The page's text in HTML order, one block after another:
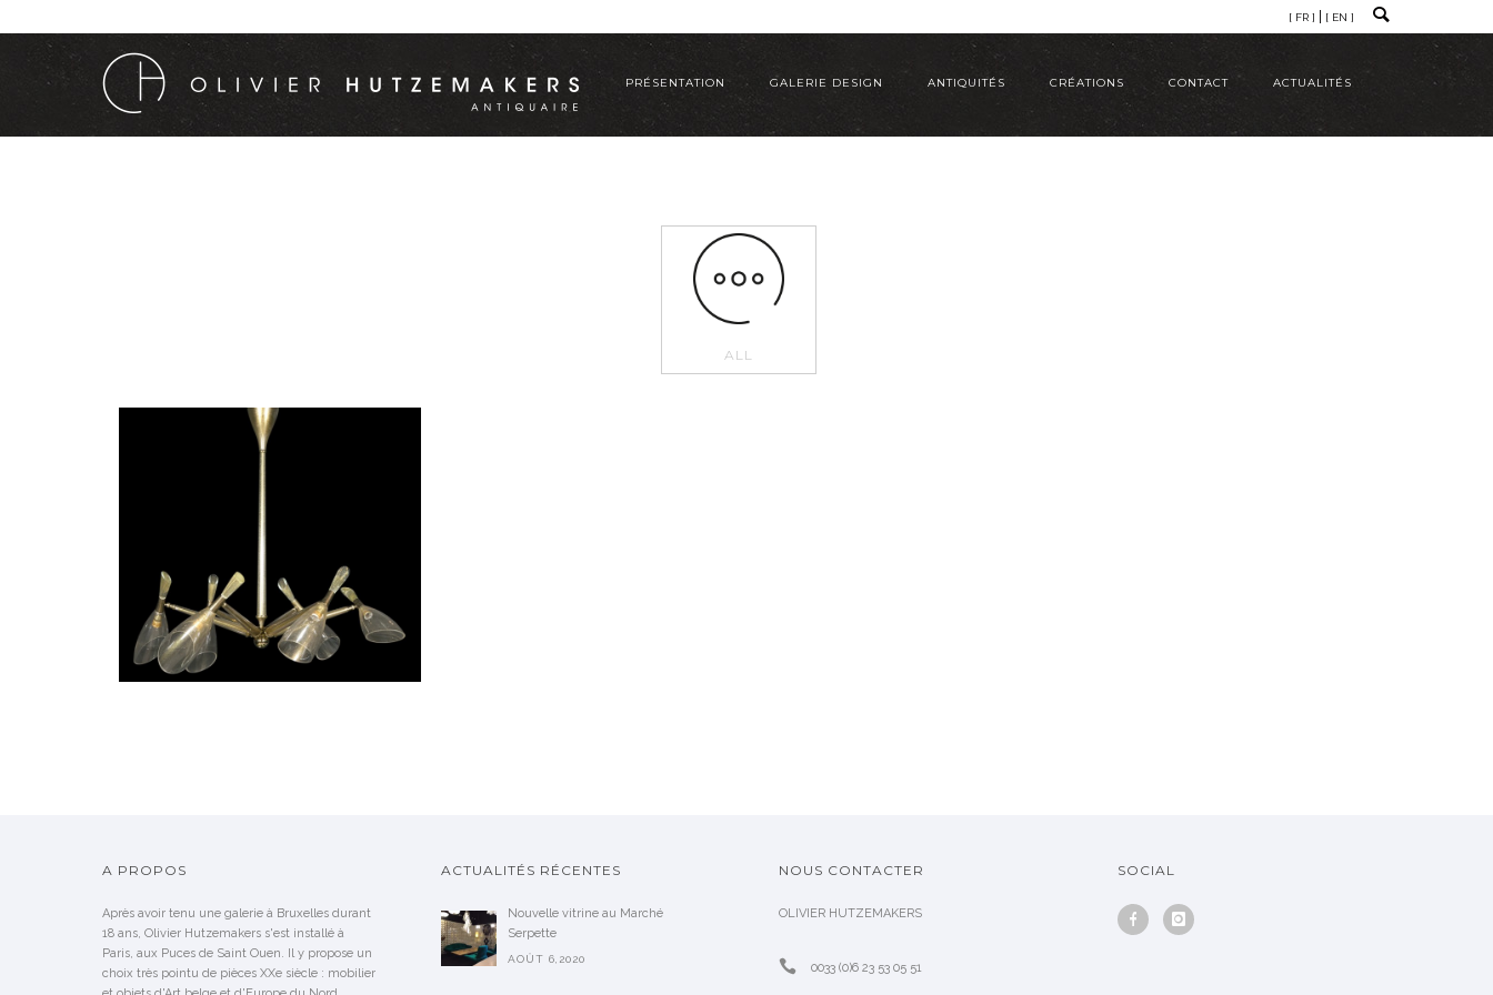
[ FR ] [ EN ]
PRÉSENTATION GALERIE DESIGN ANTIQUITÉS CRÉATIONS CONTACT ACTUALITÉS
ALL
LUSTRE EN VERRE DE
MURANO, SEGUSO
VENDU
A PROPOS
Après avoir tenu une galerie à Bruxelles durant
18 ans, Olivier Hutzemakers s'est installé à
Paris, aux Puces de Saint Ouen. Il y propose un
choix très pointu de pièces XXe siècle : mobilier
ACTUALITÉS RÉCENTES
Nouvelle vitrine au Marché
Serpette
AOÛT 6,2020
NOUS CONTACTER
OLIVIER HUTZEMAKERS
0033 (0)6 23 53 05 51
SOCIAL